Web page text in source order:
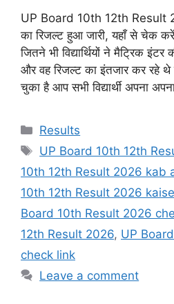
UP Board 10th 12th Result
का रिजल्ट हुआ जारी, यहाँ से चेक
जितने भी विद्यार्थियों ने मैट्रिक इंटर
और वह रिजल्ट का इंतजार कर रहे थे
चुका है आप सभी विद्यार्थी अपना
Categories
Results
Tags
UP Board 10th 12th
10th 12th Result 2026 kab
10th 12th Result 2026
Board 10th Result 2026
12th Result 2026, UP
check link
Leave a comment